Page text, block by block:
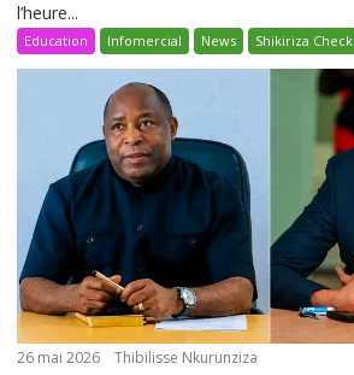
l’heure...
Education Infomercial News Shikiriza Check
26 mai 2026 Thibilisse Nkurunziza